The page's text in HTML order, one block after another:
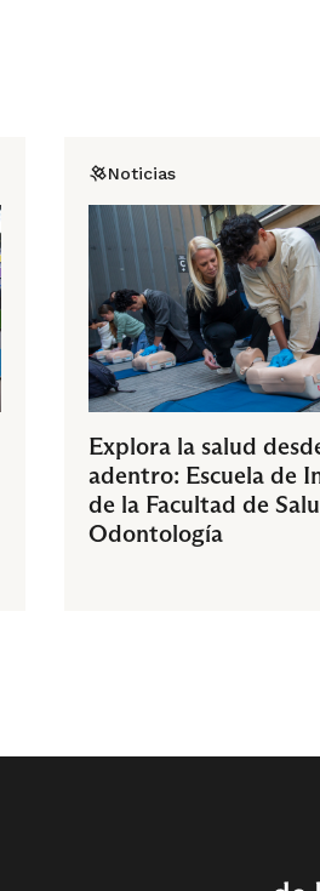
Noticias
Explora la salud
adentro: Escuela de
de la Facultad de
Odontología